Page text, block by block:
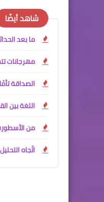
شاهد أيضًا
ما بعد
مهرجانات
الصداقة
اللغة بين
من
اتّجاه